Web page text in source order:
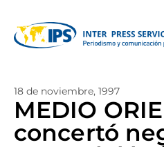
18 de noviembre, 1997
MEDIO
concertó